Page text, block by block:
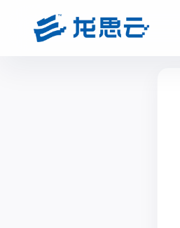
面向对数据安全、合规、低延迟和本
数据留在本地，更适合涉密研发和核
面向快速启动、分阶段
支持业务增长下的灵